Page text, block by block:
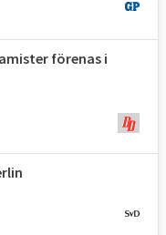
förenas i